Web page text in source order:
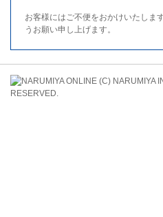
お客様にはご不便をおかけいたしま
うお願い申し上げます。